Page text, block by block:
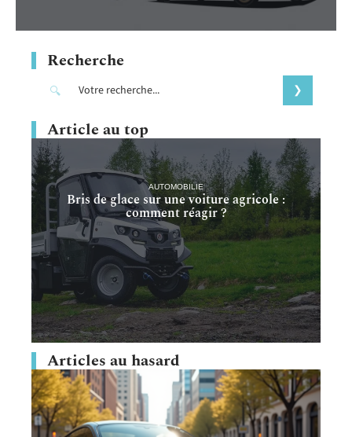
Recherche
Article au top
AUTOMOBILIE
Bris de glace sur une voiture agricole :
comment réagir ?
Articles au hasard